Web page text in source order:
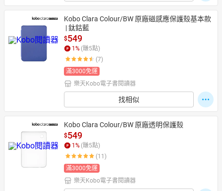
Kobo Clara Colour/BW 原廠磁感應保護殼基本款
| 鈦鈷藍
$549
1 % (賺5點)
(7)
滿3000免運
樂天Kobo電子書閱讀器
找相似
Kobo Clara Colour/BW 原廠透明保護殼
$549
1 % (賺5點)
(11)
滿3000免運
樂天Kobo電子書閱讀器